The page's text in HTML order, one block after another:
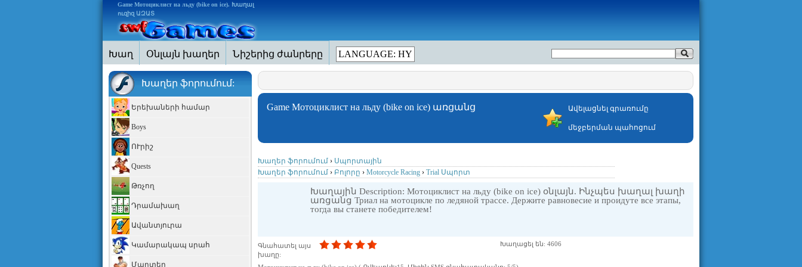
Game Мотоциклист на льду (bike on ice). Խաղալ
ուզիզ ԱԶԱՏ
Խաղ Օնլայն խաղեր Նիշերից ժանրերը LANGUAGE: HY
Խաղեր ֆորումում:
Երեխաների համար
Boys
ՈՒրիշ
Quests
Թռչող
Դրամախաղ
Ավանտյուրա
Կամարակապ սրահ
Մարտեր
Ավելացնել գրառումը
մեջբերման պահոցում
Game Мотоциклист на льду (bike on ice) առցանց
Խաղեր ֆորումում › Սպորտային
Խաղեր ֆորումում › Բոլորը › Motorcycle Racing › Trial Սպորտ
Խաղային Description: Мотоциклист на льду (bike on ice) օնլայն. Ինչպես խաղալ խաղի
առցանց Триал на мотоцикле по ледяной трассе. Держите равновесие и проидуте все этапы,
тогда вы станете победителем!
Գնահատել այս
խաղը:
Խաղացել են: 4606